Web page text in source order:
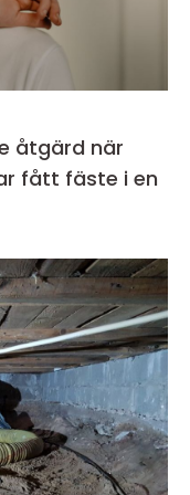
åtgärd när
fått fäste i en